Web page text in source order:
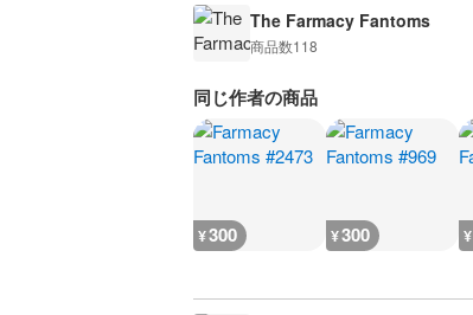
The Farmacy Fantoms
商品数118
同じ作者の商品
¥300 ¥300 ¥